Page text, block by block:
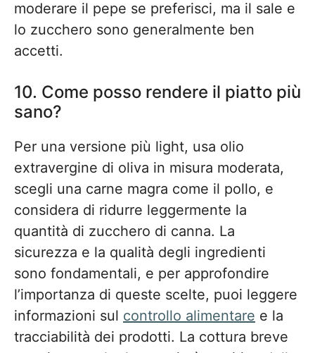
moderare il pepe se preferisci, ma il sale e
lo zucchero sono generalmente ben
accetti.
10. Come posso rendere il piatto più
sano?
Per una versione più light, usa olio
extravergine di oliva in misura moderata,
scegli una carne magra come il pollo, e
considera di ridurre leggermente la
quantità di zucchero di canna. La
sicurezza e la qualità degli ingredienti
sono fondamentali, e per approfondire
l’importanza di queste scelte, puoi leggere
informazioni sul controllo alimentare e la
tracciabilità dei prodotti. La cottura breve